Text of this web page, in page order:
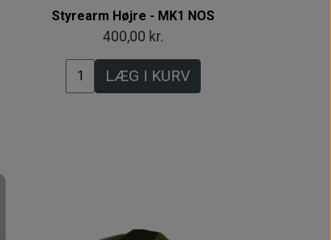
Styrearm Højre - MK1 NOS
400,00 kr.
LÆG I KURV